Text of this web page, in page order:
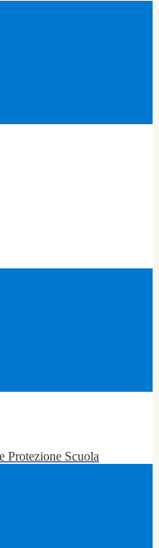
Protezione Scuola